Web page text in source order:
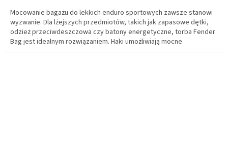
Mocowanie bagażu do lekkich enduro sportowych zawsze stanowi
wyzwanie. Dla lżejszych przedmiotów, takich jak zapasowe dętki,
odzież przeciwdeszczowa czy batony energetyczne, torba Fender
Bag jest idealnym rozwiązaniem. Haki umożliwiają mocne
zaciągnięcie paska, zapewniając pewne połączenie z błotnikiem.